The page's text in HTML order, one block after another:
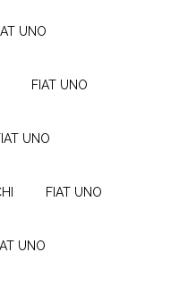
FIAT UNO
FIAT UNO
FIAT UNO
FIAT UNO
FIAT UNO